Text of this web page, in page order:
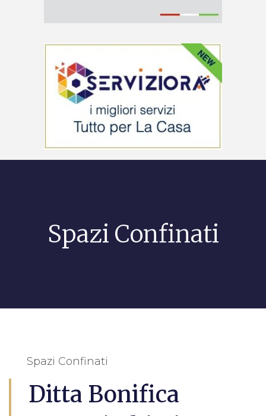
Spazi Confinati
Spazi Confinati
Ditta Bonifica